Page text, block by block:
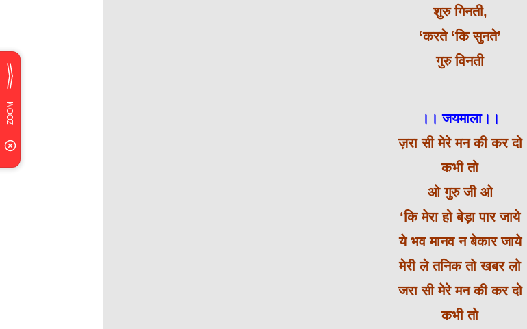
शुरु गिनती,
‘करते ‘कि सुनते’
गुरु विनती
।। जयमाला।।
ज़रा सी मेरे मन की कर दो
कभी तो
ओ गुरु जी ओ
‘कि मेरा हो बेड़ा पार जाये
ये भव मानव न बेकार जाये
मेरी ले तनिक तो खबर लो
जरा सी मेरे मन की कर दो
कभी तो